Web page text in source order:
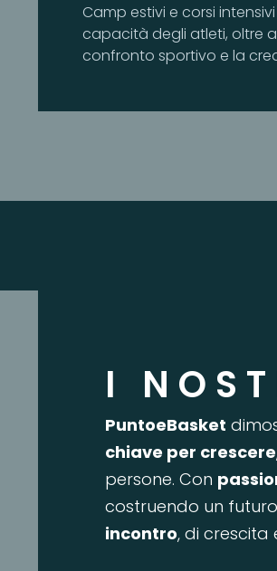
Camp estivi e corsi
capacità degli atleti, oltre
confronto sportivo e la
I
PuntoeBasket
chiave per crescere
persone. Con
costruendo un
incontro, di crescita